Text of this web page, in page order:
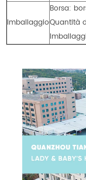
Imballaggio
Borsa:
Quantità